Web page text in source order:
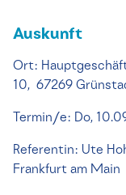
Auskunft
Ort:
10, 67269
Termin/e: Do,
Referentin: Ute
Frankfurt am Main